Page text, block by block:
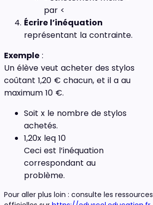
par <
Écrire l’inéquation
représentant la contrainte.
Exemple :
Un élève veut acheter des stylos
coûtant 1,20 € chacun, et il a au
maximum 10 €.
Soit x le nombre de stylos
achetés.
1,20x leq 10
Ceci est l’inéquation
correspondant au
problème.
Pour aller plus loin : consulte les ressources